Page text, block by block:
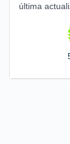
última